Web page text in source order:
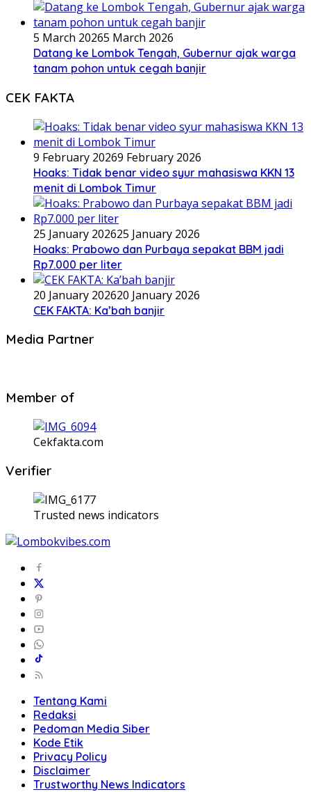
5 March 20265 March 2026
Datang ke Lombok Tengah, Gubernur ajak warga
tanam pohon untuk cegah banjir
CEK FAKTA
9 February 20269 February 2026
Hoaks: Tidak benar video syur mahasiswa KKN 13
menit di Lombok Timur
25 January 202625 January 2026
Hoaks: Prabowo dan Purbaya sepakat BBM jadi
Rp7.000 per liter
20 January 202620 January 2026
CEK FAKTA: Ka’bah banjir
Media Partner
Member of
Cekfakta.com
Verifier
Trusted news indicators
Tentang Kami
Redaksi
Pedoman Media Siber
Kode Etik
Privacy Policy
Disclaimer
Trustworthy News Indicators